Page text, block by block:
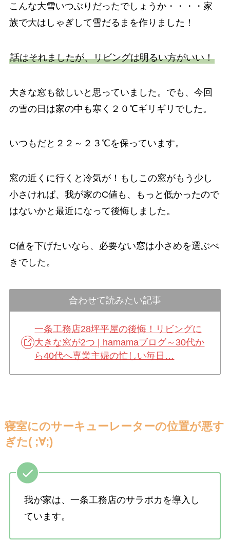
こんな大雪いつぶりだったでしょうか・・・・家
族で大はしゃぎして雪だるまを作りました！
話はそれましたが、リビングは明るい方がいい！
大きな窓も欲しいと思っていました。でも、今回
の雪の日は家の中も寒く２０℃ギリギリでした。
いつもだと２２～２３℃を保っています。
窓の近くに行くと冷気が！もしこの窓がもう少し
小さければ、我が家のC値も、もっと低かったので
はないかと最近になって後悔しました。
C値を下げたいなら、必要ない窓は小さめを選ぶべ
きでした。
合わせて読みたい記事
一条工務店28坪平屋の後悔！リビングに
大きな窓が2つ | hamamaブログ～30代か
ら40代へ専業主婦の忙しい毎日…
寝室にのサーキューレーターの位置が悪す
ぎた( ;∀;)
我が家は、一条工務店のサラポカを導入し
ています。